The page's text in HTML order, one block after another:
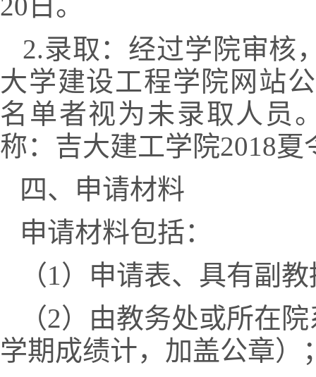
2.录取：经过学院审核
大学建设工程学院网站
名单者视为未录取人员
称：吉大建工学院2018夏
四、申请材料
申请材料包括：
（1）申请表、具有副
（2）由教务处或所在
学期成绩计，加盖公章）